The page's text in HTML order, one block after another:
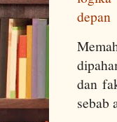
depan
dan
sebab